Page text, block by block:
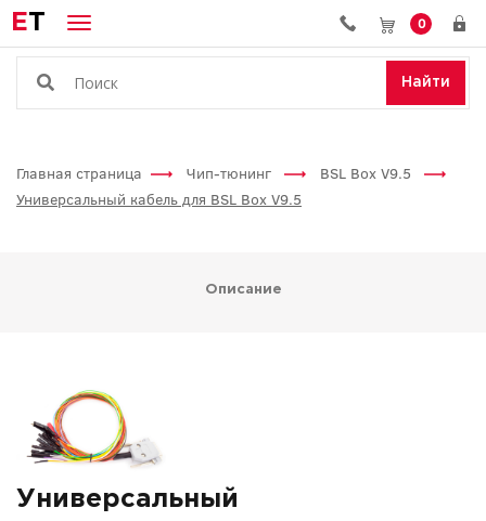
ET 0
Найти
Главная страница Чип-тюнинг
BSL Box V9.5
Универсальный кабель для BSL Box V9.5
Описание
Универсальный